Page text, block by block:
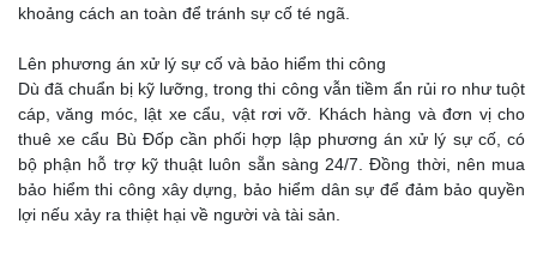
khoảng cách an toàn để tránh sự cố té ngã.
Lên phương án xử lý sự cố và bảo hiểm thi công
Dù đã chuẩn bị kỹ lưỡng, trong thi công vẫn tiềm ẩn rủi ro như tuột
cáp, văng móc, lật xe cẩu, vật rơi vỡ. Khách hàng và đơn vị cho
thuê xe cẩu Bù Đốp cần phối hợp lập phương án xử lý sự cố, có
bộ phận hỗ trợ kỹ thuật luôn sẵn sàng 24/7. Đồng thời, nên mua
bảo hiểm thi công xây dựng, bảo hiểm dân sự để đảm bảo quyền
lợi nếu xảy ra thiệt hại về người và tài sản.